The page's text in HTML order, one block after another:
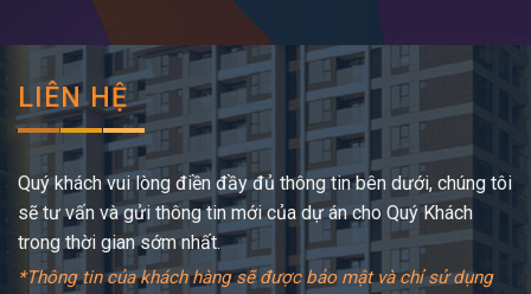
LIÊN HỆ
Quý khách vui lòng điền đầy đủ thông tin bên dưới, chúng tôi
sẽ tư vấn và gửi thông tin mới của dự án cho Quý Khách
trong thời gian sớm nhất.
*Thông tin của khách hàng sẽ được bảo mật và chỉ sử dụng